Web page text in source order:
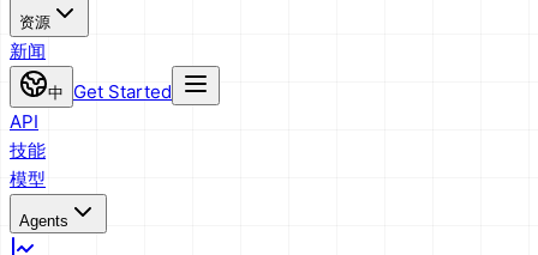
资源
新闻
中
Get Started
API
技能
模型
Agents